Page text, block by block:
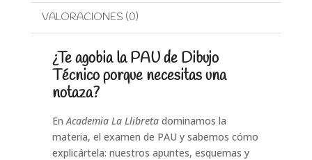
VALORACIONES (0)
¿Te agobia la PAU de Dibujo
Técnico porque necesitas una
notaza?
En Academia La Llibretadominamos la
materia, el examen de PAU y sabemos cómo
explicártela: nuestros apuntes, esquemas y